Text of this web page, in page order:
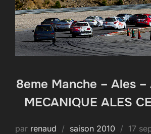
8eme Manche – Ales –
MECANIQUE ALES
par renaud saison 2010
Publié
17